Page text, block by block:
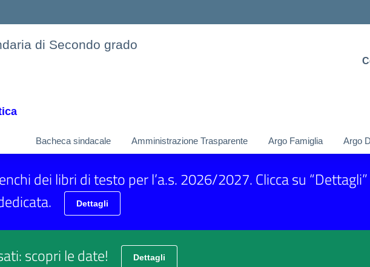
di Secondo grado
Bacheca sindacale Amministrazione Trasparente Argo Famiglia Argo
dei libri di testo per l’a.s. 2026/2027. Clicca su
Dettagli
scopri le date! Dettagli